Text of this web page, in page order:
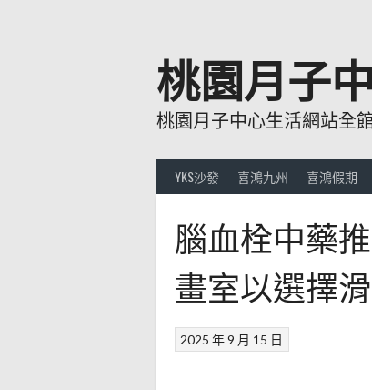
桃園月子
桃園月子中心生活網站全
YKS沙發 喜鴻九州 喜鴻假期
腦血栓中藥
畫室以選擇
2025 年 9 月 15 日